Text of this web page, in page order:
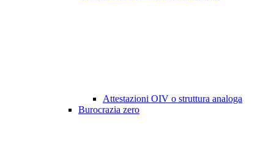
Attestazioni OIV o struttura analoga
Burocrazia zero